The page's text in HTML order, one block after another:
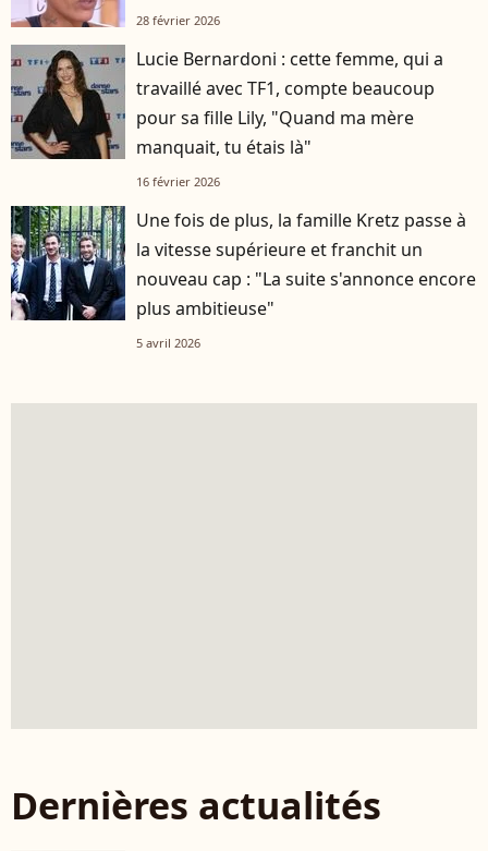
28 février 2026
Lucie Bernardoni : cette femme, qui a
travaillé avec TF1, compte beaucoup
pour sa fille Lily, "Quand ma mère
manquait, tu étais là"
16 février 2026
Une fois de plus, la famille Kretz passe à
la vitesse supérieure et franchit un
nouveau cap : "La suite s'annonce encore
plus ambitieuse"
5 avril 2026
Dernières actualités